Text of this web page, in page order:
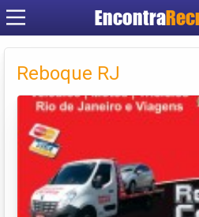
Encontra
Reboque RJ